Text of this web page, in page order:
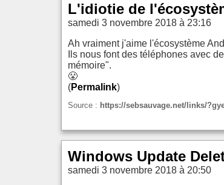
L'idiotie de
samedi 3 novembre 2018 à 23:16
Ah vraiment j'aime l'écosystème
Ils nous font des téléphones avec
mémoire".
😤
(Permalink)
Source : https://sebsauvage.net/links/
Windows Update
samedi 3 novembre 2018 à 20:50